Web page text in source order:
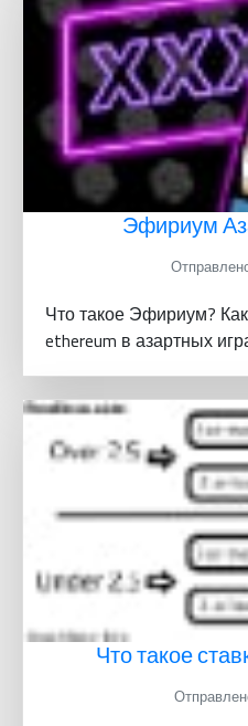
Эфириум
Что такое Эфириум?
ethereum в азартных
Что такое